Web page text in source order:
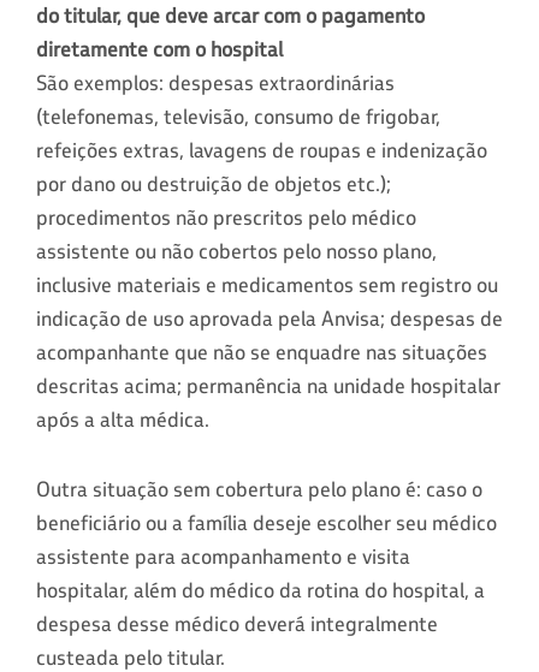
do titular, que deve arcar com o pagamento
diretamente com o hospital
São exemplos: despesas extraordinárias
(telefonemas, televisão, consumo de frigobar,
refeições extras, lavagens de roupas e indenização
por dano ou destruição de objetos etc.);
procedimentos não prescritos pelo médico
assistente ou não cobertos pelo nosso plano,
inclusive materiais e medicamentos sem registro ou
indicação de uso aprovada pela Anvisa; despesas de
acompanhante que não se enquadre nas situações
descritas acima; permanência na unidade hospitalar
após a alta médica.
Outra situação sem cobertura pelo plano é: caso o
beneficiário ou a família deseje escolher seu médico
assistente para acompanhamento e visita
hospitalar, além do médico da rotina do hospital, a
despesa desse médico deverá integralmente
custeada pelo titular.